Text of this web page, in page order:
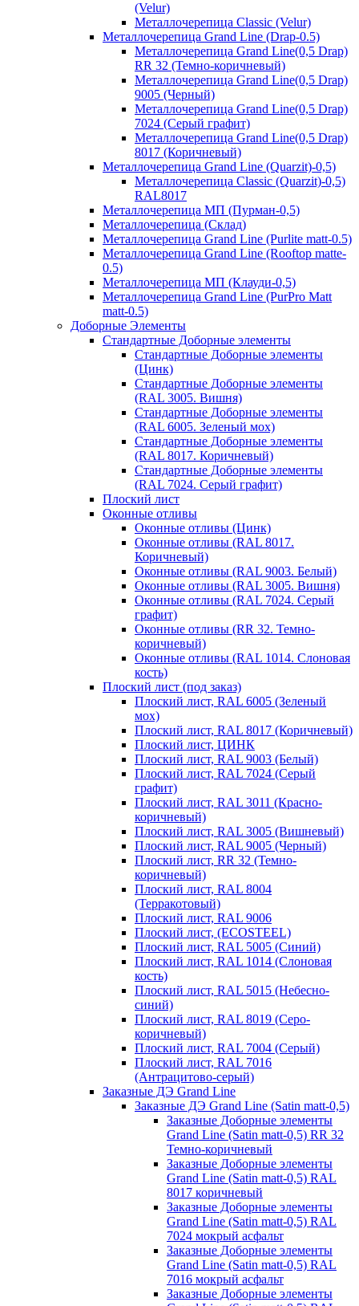
(Velur)
Металлочерепица Classic (Velur)
Металлочерепица Grand Line (Drap-0.5)
Металлочерепица Grand Line(0,5 Drap)
RR 32 (Темно-коричневый)
Металлочерепица Grand Line(0,5 Drap)
9005 (Черный)
Металлочерепица Grand Line(0,5 Drap)
7024 (Серый графит)
Металлочерепица Grand Line(0,5 Drap)
8017 (Коричневый)
Металлочерепица Grand Line (Quarzit)-0,5)
Металлочерепица Classic (Quarzit)-0,5)
RAL8017
Металлочерепица МП (Пурман-0,5)
Металлочерепица (Склад)
Металлочерепица Grand Line (Purlite matt-0.5)
Металлочерепица Grand Line (Rooftop matte-
0.5)
Металлочерепица МП (Клауди-0,5)
Металлочерепица Grand Line (PurPro Matt
matt-0.5)
Доборные Элементы
Стандартные Доборные элементы
Стандартные Доборные элементы
(Цинк)
Стандартные Доборные элементы
(RAL 3005. Вишня)
Стандартные Доборные элементы
(RAL 6005. Зеленый мох)
Стандартные Доборные элементы
(RAL 8017. Коричневый)
Стандартные Доборные элементы
(RAL 7024. Серый графит)
Плоский лист
Оконные отливы
Оконные отливы (Цинк)
Оконные отливы (RAL 8017.
Коричневый)
Оконные отливы (RAL 9003. Белый)
Оконные отливы (RAL 3005. Вишня)
Оконные отливы (RAL 7024. Серый
графит)
Оконные отливы (RR 32. Темно-
коричневый)
Оконные отливы (RAL 1014. Слоновая
кость)
Плоский лист (под заказ)
Плоский лист, RAL 6005 (Зеленый
мох)
Плоский лист, RAL 8017 (Коричневый)
Плоский лист, ЦИНК
Плоский лист, RAL 9003 (Белый)
Плоский лист, RAL 7024 (Серый
графит)
Плоский лист, RAL 3011 (Красно-
коричневый)
Плоский лист, RAL 3005 (Вишневый)
Плоский лист, RAL 9005 (Черный)
Плоский лист, RR 32 (Темно-
коричневый)
Плоский лист, RAL 8004
(Терракотовый)
Плоский лист, RAL 9006
Плоский лист, (ECOSTEEL)
Плоский лист, RAL 5005 (Синий)
Плоский лист, RAL 1014 (Слоновая
кость)
Плоский лист, RAL 5015 (Небесно-
синий)
Плоский лист, RAL 8019 (Серо-
коричневый)
Плоский лист, RAL 7004 (Серый)
Плоский лист, RAL 7016
(Антрацитово-серый)
Заказные ДЭ Grand Line
Заказные ДЭ Grand Line (Satin matt-0,5)
Заказные Доборные элементы
Grand Line (Satin matt-0,5) RR 32
Темно-коричневый
Заказные Доборные элементы
Grand Line (Satin matt-0,5) RAL
8017 коричневый
Заказные Доборные элементы
Grand Line (Satin matt-0,5) RAL
7024 мокрый асфальт
Заказные Доборные элементы
Grand Line (Satin matt-0,5) RAL
7016 мокрый асфальт
Заказные Доборные элементы